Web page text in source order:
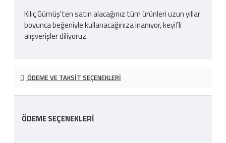
Kılıç Gümüş'ten satın alacağınız tüm ürünleri uzun yıllar
boyunca beğeniyle kullanacağınıza inanıyor, keyifli
alışverişler diliyoruz.
ÖDEME VE TAKSIT SEÇENEKLERI
ÖDEME SEÇENEKLERI